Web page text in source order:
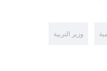
وزير التربية